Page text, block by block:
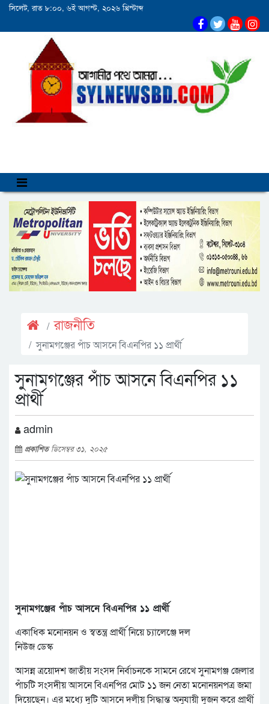
সিলেট, রাত ৮:০০, ৬ই আগস্ট, ২০২৬ খ্রিস্টাব্দ
রাজনীতি
সুনামগঞ্জের পাঁচ আসনে বিএনপির ১১ প্রার্থী
সুনামগঞ্জের পাঁচ আসনে বিএনপির ১১
প্রার্থী
admin
প্রকাশিতডিসেম্বর ৩১, ২০২৫
সুনামগঞ্জের পাঁচ আসনে বিএনপির ১১ প্রার্থী
একাধিক মনোনয়ন ও স্বতন্ত্র প্রার্থী নিয়ে চ্যালেঞ্জে দল
নিউজ ডেস্ক
আসন্ন ত্রয়োদশ জাতীয় সংসদ নির্বাচনকে সামনে রেখে সুনামগঞ্জ জেলার
পাঁচটি সংসদীয় আসনে বিএনপির মোট ১১ জন নেতা মনোনয়নপত্র জমা
দিয়েছেন। এর মধ্যে দুটি আসনে দলীয় সিদ্ধান্ত অনুযায়ী দুজন করে প্রার্থী